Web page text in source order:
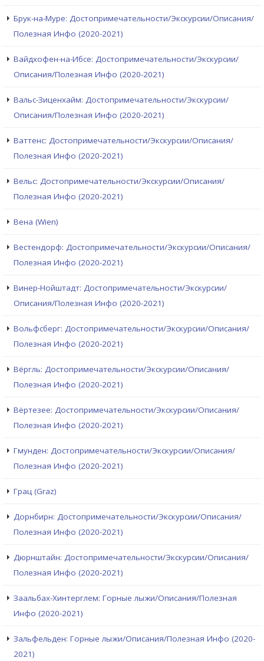
Брук-на-Муре: Достопримечательности/Экскурсии/Описания/
Полезная Инфо (2020-2021)
Вайдхофен-на-Ибсе: Достопримечательности/Экскурсии/
Описания/Полезная Инфо (2020-2021)
Вальс-Зиценхайм: Достопримечательности/Экскурсии/
Описания/Полезная Инфо (2020-2021)
Ваттенс: Достопримечательности/Экскурсии/Описания/
Полезная Инфо (2020-2021)
Вельс: Достопримечательности/Экскурсии/Описания/
Полезная Инфо (2020-2021)
Вена (Wien)
Вестендорф: Достопримечательности/Экскурсии/Описания/
Полезная Инфо (2020-2021)
Винер-Нойштадт: Достопримечательности/Экскурсии/
Описания/Полезная Инфо (2020-2021)
Вольфсберг: Достопримечательности/Экскурсии/Описания/
Полезная Инфо (2020-2021)
Вёргль: Достопримечательности/Экскурсии/Описания/
Полезная Инфо (2020-2021)
Вёртезее: Достопримечательности/Экскурсии/Описания/
Полезная Инфо (2020-2021)
Гмунден: Достопримечательности/Экскурсии/Описания/
Полезная Инфо (2020-2021)
Грац (Graz)
Дорнбирн: Достопримечательности/Экскурсии/Описания/
Полезная Инфо (2020-2021)
Дюрнштайн: Достопримечательности/Экскурсии/Описания/
Полезная Инфо (2020-2021)
Заальбах-Хинтерглем: Горные лыжи/Описания/Полезная
Инфо (2020-2021)
Зальфельден: Горные лыжи/Описания/Полезная Инфо (2020-
2021)